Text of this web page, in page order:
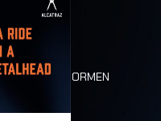
MOBILITEIT
WOLVES
RIDE
EN NORMEN